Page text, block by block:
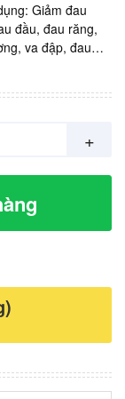
Giảm đau
đầu, đau răng,
va đập, đau
+